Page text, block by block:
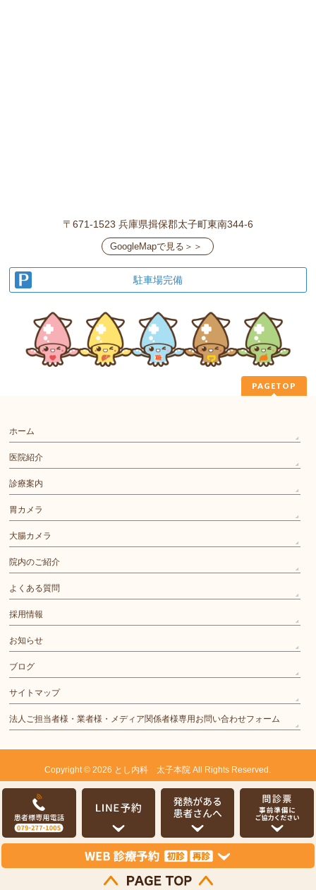
〒671-1523 兵庫県揖保郡太子町東南344-6
GoogleMapで見る＞＞
駐車場完備
PAGETOP
ホーム
医院紹介
診療案内
胃カメラ
大腸カメラ
院内のご紹介
よくある質問
採用情報
お知らせ
ブログ
サイトマップ
法人ご担当者様・業者様・メディア関係者様専用お問い合わせフォーム
Copyright © 2026 とし内科 太子本院 All Rights Reserved.